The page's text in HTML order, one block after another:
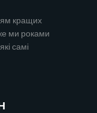
кращих
ми роками
самі